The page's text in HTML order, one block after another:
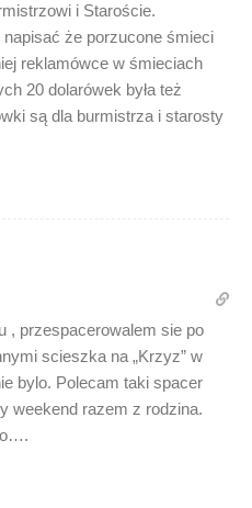
i Staroście.
napisać że porzucone śmieci
reklamówce w śmieciach
20 dolarówek była też
są dla burmistrza i starosty
, przespacerowalem sie po
scieszka na „Krzyz” w
bylo. Polecam taki spacer
weekend razem z rodzina.